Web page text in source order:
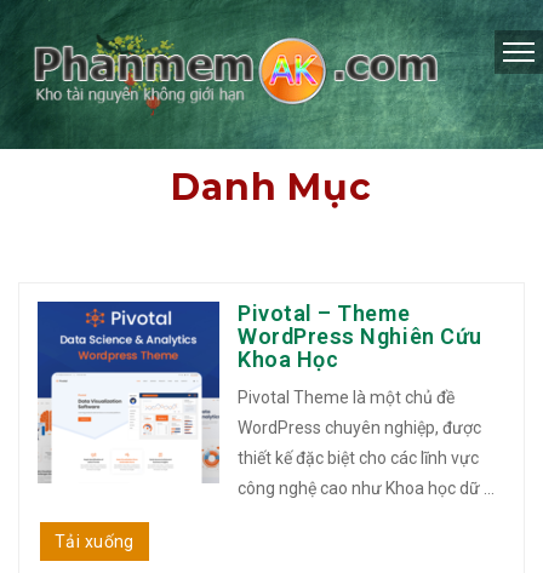
Danh Mục
Pivotal – Theme
WordPress Nghiên Cứu
Khoa Học
Pivotal Theme là một chủ đề
WordPress chuyên nghiệp, được
thiết kế đặc biệt cho các lĩnh vực
công nghệ cao như Khoa học dữ ...
Tải xuống